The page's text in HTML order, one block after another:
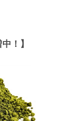
！】